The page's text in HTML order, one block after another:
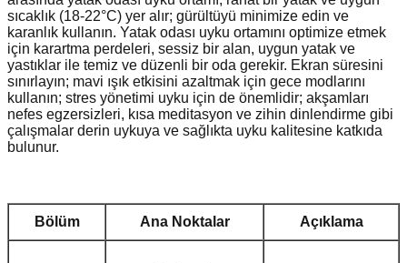
sıcaklık (18-22°C) yer alır; gürültüyü minimize edin ve
karanlık kullanın. Yatak odası uyku ortamını optimize etmek
için karartma perdeleri, sessiz bir alan, uygun yatak ve
yastıklar ile temiz ve düzenli bir oda gerekir. Ekran süresini
sınırlayın; mavi ışık etkisini azaltmak için gece modlarını
kullanın; stres yönetimi uyku için de önemlidir; akşamları
nefes egzersizleri, kısa meditasyon ve zihin dinlendirme gibi
çalışmalar derin uykuya ve sağlıkta uyku kalitesine katkıda
bulunur.
Bölüm Ana Noktalar Açıklama